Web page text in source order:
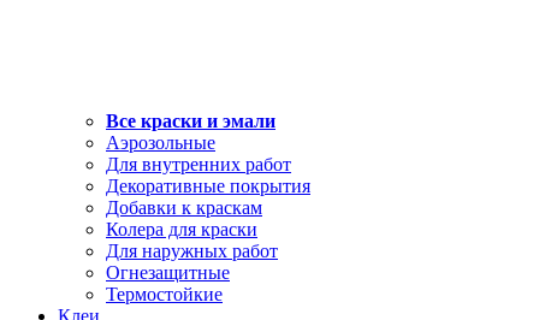
Все краски и эмали
Аэрозольные
Для внутренних работ
Декоративные покрытия
Добавки к краскам
Колера для краски
Для наружных работ
Огнезащитные
Термостойкие
Клеи